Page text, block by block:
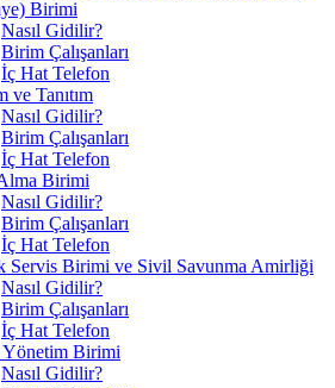
Birimi
Nasıl Gidilir?
Birim Çalışanları
İç Hat Telefon
ve Tanıtım
Nasıl Gidilir?
Birim Çalışanları
İç Hat Telefon
Birimi
Nasıl Gidilir?
Birim Çalışanları
İç Hat Telefon
Servis Birimi ve Sivil Savunma Amirliği
Nasıl Gidilir?
Birim Çalışanları
İç Hat Telefon
Birimi
Nasıl Gidilir?